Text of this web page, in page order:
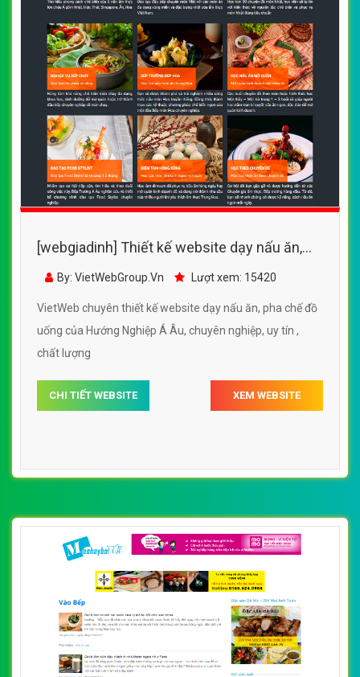
[webgiadinh] Thiết kế website dạy nấu ăn,
pha chế đồ uống của Hướng Nghiệp Á Âu
By: VietWebGroup.Vn Lượt xem: 15420
VietWeb chuyên thiết kế website dạy nấu ăn, pha chế đồ
uống của Hướng Nghiệp Á Âu, chuyên nghiệp, uy tín ,
chất lượng
CHI TIẾT WEBSITE XEM WEBSITE